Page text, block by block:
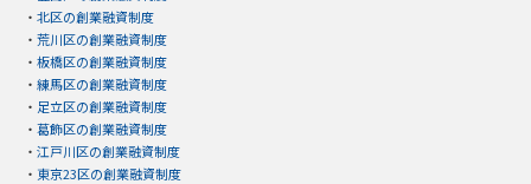
・ 北区の創業融資制度
・ 荒川区の創業融資制度
・ 板橋区の創業融資制度
・ 練馬区の創業融資制度
・ 足立区の創業融資制度
・ 葛飾区の創業融資制度
・ 江戸川区の創業融資制度
・ 東京23区の創業融資制度